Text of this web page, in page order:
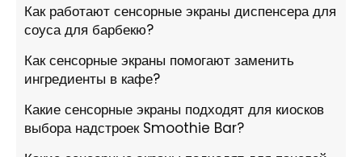
Как работают сенсорные экраны диспенсера для
соуса для барбекю?
Как сенсорные экраны помогают заменить
ингредиенты в кафе?
Какие сенсорные экраны подходят для киосков
выбора надстроек Smoothie Bar?